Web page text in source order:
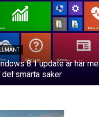
8.1 update är här
del smarta saker